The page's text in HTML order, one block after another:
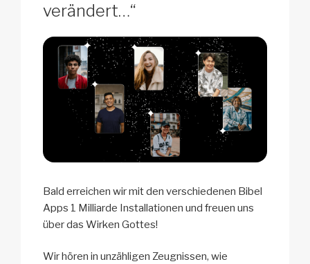
verändert…“
Bald erreichen wir mit den verschiedenen Bibel
Apps 1 Milliarde Installationen und freuen uns
über das Wirken Gottes!
Wir hören in unzähligen Zeugnissen, wie